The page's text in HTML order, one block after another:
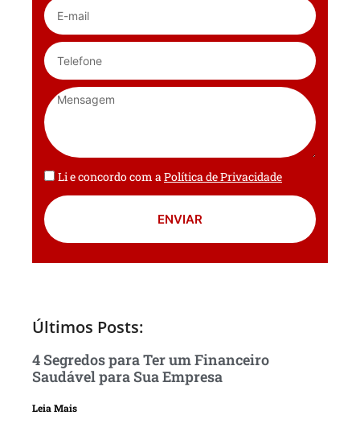
Li e concordo com a Política de Privacidade
ENVIAR
Últimos Posts:
4 Segredos para Ter um Financeiro
Saudável para Sua Empresa
Leia Mais